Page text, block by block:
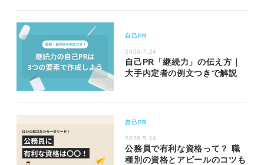
自己PR
2026.7.24
自己PR「継続力」の伝え方｜
大手内定者の例文つきで解説
自己PR
2026.5.14
公務員で有利な資格って？ 職
種別の資格とアピールのコツも